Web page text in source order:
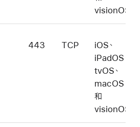
visionOS
443 TCP
iOS、
iPadOS、
tvOS、
macOS
和
visionOS